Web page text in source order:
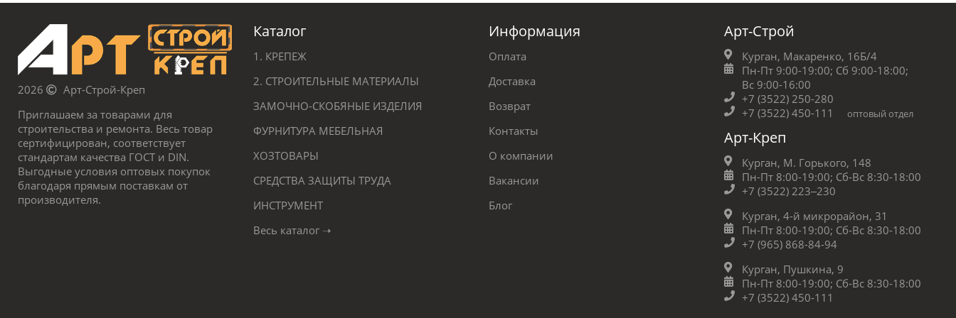
2026
Арт-Строй-Креп
Приглашаем за товарами для
строительства и ремонта. Весь товар
сертифицирован, соответствует
стандартам качества ГОСТ и DIN.
Выгодные условия оптовых покупок
благодаря прямым поставкам от
производителя.
Каталог
1. КРЕПЕЖ
2. СТРОИТЕЛЬНЫЕ МАТЕРИАЛЫ
ЗАМОЧНО-СКОБЯНЫЕ ИЗДЕЛИЯ
ФУРНИТУРА МЕБЕЛЬНАЯ
ХОЗТОВАРЫ
СРЕДСТВА ЗАЩИТЫ ТРУДА
ИНСТРУМЕНТ
Весь каталог ➝
Информация
Оплата
Доставка
Возврат
Контакты
О компании
Вакансии
Блог
Арт-Строй
Курган, Макаренко, 16Б/4
Пн-Пт 9:00-19:00; Сб 9:00-18:00;
Вс 9:00-16:00
+7 (3522) 250-280
+7 (3522) 450-111
оптовый отдел
Арт-Креп
Курган, М. Горького, 148
Пн-Пт 8:00-19:00; Сб-Вс 8:30-18:00
+7 (3522) 223‒230
Курган, 4-й микрорайон, 31
Пн-Пт 8:00-19:00; Сб-Вс 8:30-18:00
+7 (965) 868-84-94
Курган, Пушкина, 9
Пн-Пт 8:00-19:00; Сб-Вс 8:30-18:00
+7 (3522) 450-111